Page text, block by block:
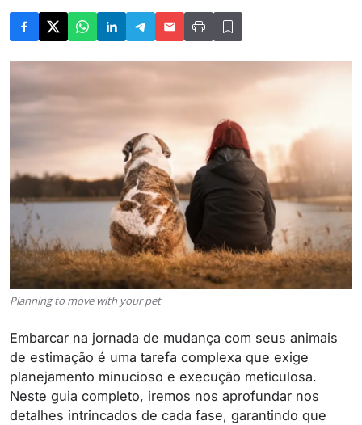
Planning to move with your pet
Embarcar na jornada de mudança com seus animais
de estimação é uma tarefa complexa que exige
planejamento minucioso e execução meticulosa.
Neste guia completo, iremos nos aprofundar nos
detalhes intrincados de cada fase, garantindo que